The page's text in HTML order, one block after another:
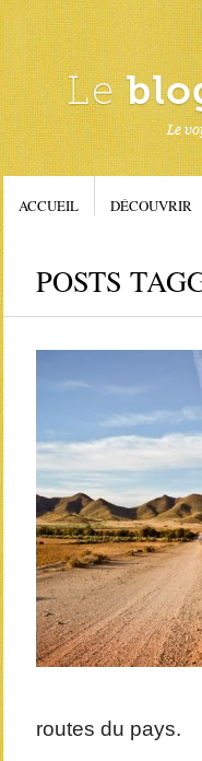
ACCUEIL DÉCOUVRIR
POSTS
routes du pays.